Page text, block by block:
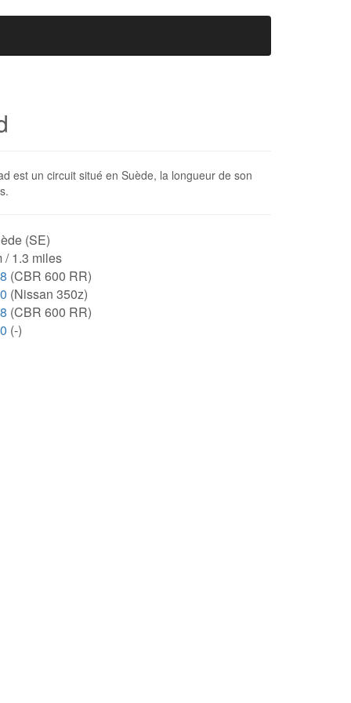
est un circuit situé en Suède, la longueur de son
(SE)
/ 1.3 miles
(CBR 600 RR)
(Nissan 350z)
(CBR 600 RR)
(-)